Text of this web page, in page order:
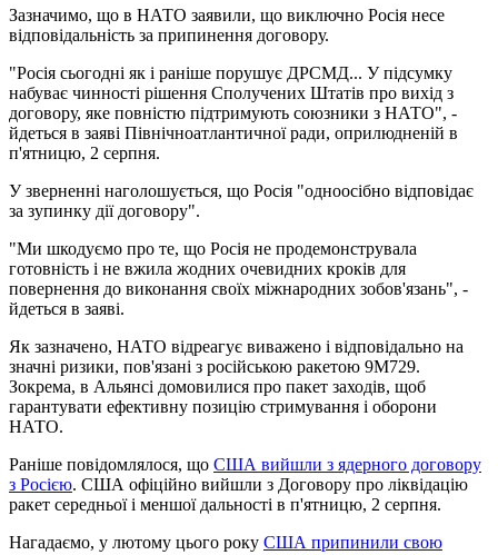
Зазначимо, що в НАТО заявили, що виключно Росія несе
відповідальність за припинення договору.
"Росія сьогодні як і раніше порушує ДРСМД... У підсумку
набуває чинності рішення Сполучених Штатів про вихід з
договору, яке повністю підтримують союзники з НАТО", -
йдеться в заяві Північноатлантичної ради, оприлюдненій в
п'ятницю, 2 серпня.
У зверненні наголошується, що Росія "одноосібно відповідає
за зупинку дії договору".
"Ми шкодуємо про те, що Росія не продемонструвала
готовність і не вжила жодних очевидних кроків для
повернення до виконання своїх міжнародних зобов'язань", -
йдеться в заяві.
Як зазначено, НАТО відреагує виважено і відповідально на
значні ризики, пов'язані з російською ракетою 9М729.
Зокрема, в Альянсі домовилися про пакет заходів, щоб
гарантувати ефективну позицію стримування і оборони
НАТО.
Раніше повідомлялося, що США вийшли з ядерного договору
з Росією. США офіційно вийшли з Договору про ліквідацію
ракет середньої і меншої дальності в п'ятницю, 2 серпня.
Нагадаємо, у лютому цього року США припинили свою